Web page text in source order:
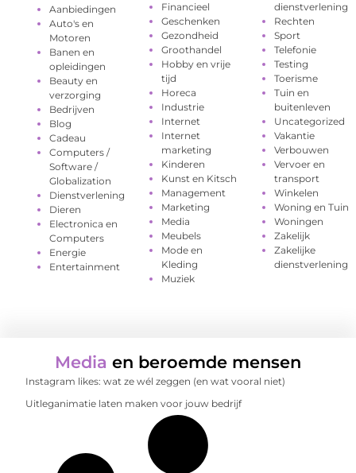
Aanbiedingen
Auto's en
Motoren
Banen en
opleidingen
Beauty en
verzorging
Bedrijven
Blog
Cadeau
Computers /
Software /
Globalization
Dienstverlening
Dieren
Electronica en
Computers
Energie
Entertainment
Financieel
Geschenken
Gezondheid
Groothandel
Hobby en vrije
tijd
Horeca
Industrie
Internet
Internet
marketing
Kinderen
Kunst en Kitsch
Management
Marketing
Media
Meubels
Mode en
Kleding
Muziek
dienstverlening
Rechten
Sport
Telefonie
Testing
Toerisme
Tuin en
buitenleven
Uncategorized
Vakantie
Verbouwen
Vervoer en
transport
Winkelen
Woning en Tuin
Woningen
Zakelijk
Zakelijke
dienstverlening
Media en beroemde mensen
Instagram likes: wat ze wél zeggen (en wat vooral niet)
Uitleganimatie laten maken voor jouw bedrijf